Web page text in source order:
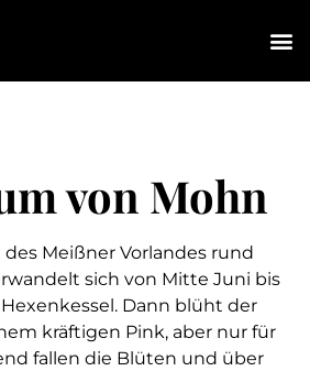
von Mohn
Meißner Vorlandes rund
sich von Mitte Juni bis
Dann blüht der
kräftigen Pink, aber nur für
fallen die Blüten und über